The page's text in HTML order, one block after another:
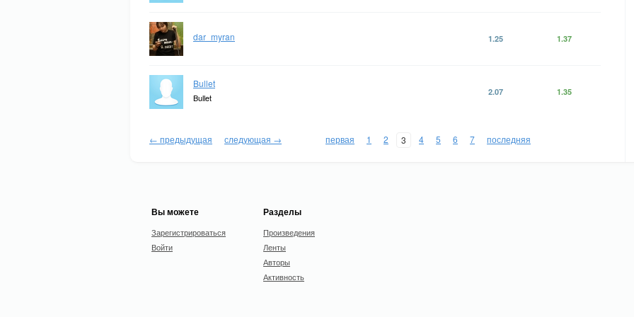
dar_myran 1.25 1.37
Bullet
Bullet
2.07 1.35
← предыдущая следующая → первая 1 2 3 4 5 6 7 последняя
Вы можете
Зарегистрироваться
Войти
Разделы
Произведения
Ленты
Авторы
Активность